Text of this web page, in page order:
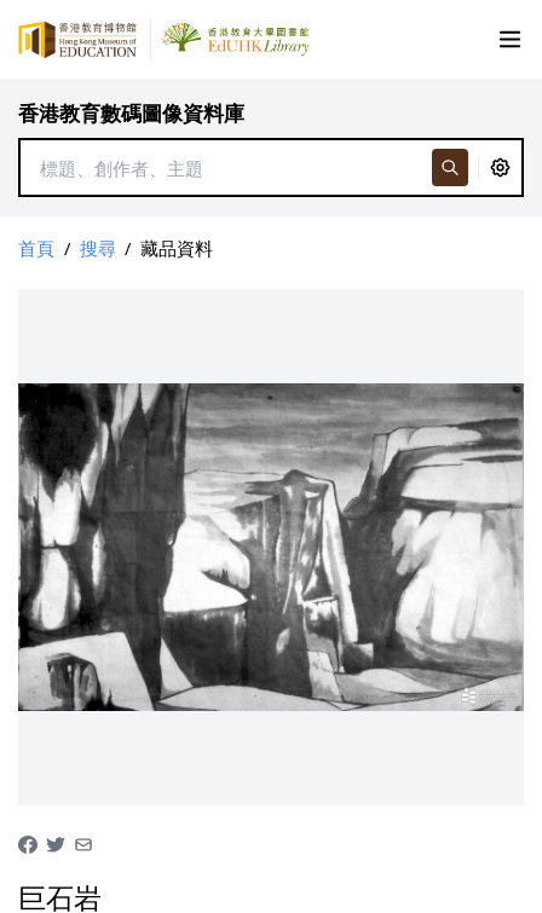
香港教育數碼圖像資料庫
首頁 / 搜尋 / 藏品資料
巨石岩